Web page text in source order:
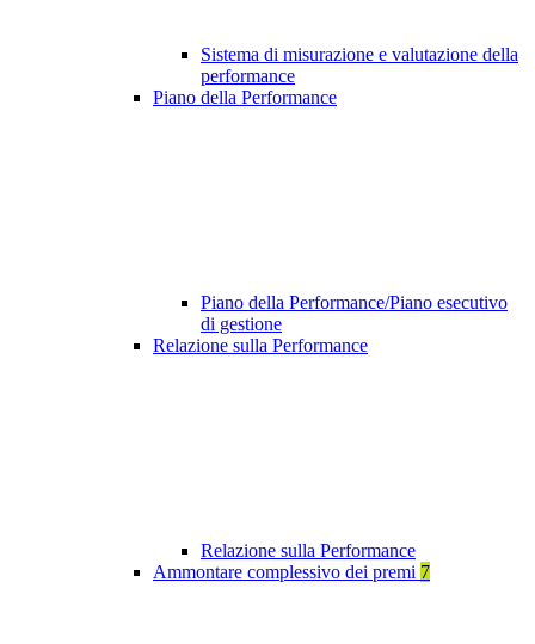
Sistema di misurazione e valutazione della
performance
Piano della Performance
Piano della Performance/Piano esecutivo
di gestione
Relazione sulla Performance
Relazione sulla Performance
Ammontare complessivo dei premi 7